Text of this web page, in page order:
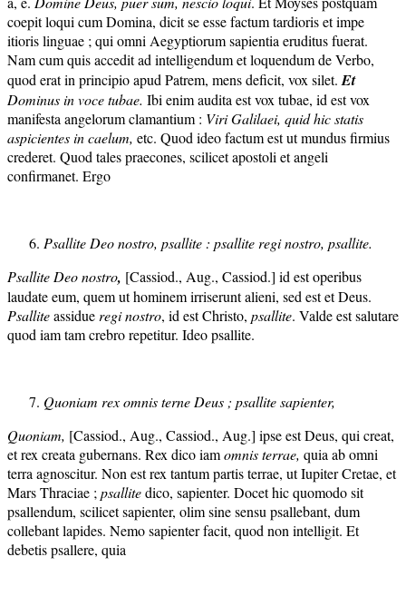
coepit loqui cum Domina, dicit se esse factum tardioris et impe
itioris linguae ; qui omni Aegyptiorum sapientia eruditus fuerat.
Nam cum quis accedit ad intelligendum et loquendum de Verbo,
quod erat in principio apud Patrem, mens deficit, vox silet. Et
Dominus in voce tubae. Ibi enim audita est vox tubae, id est vox
manifesta angelorum clamantium : Viri Galilaei, quid hic statis
aspicientes in caelum, etc. Quod ideo factum est ut mundus firmius
crederet. Quod tales praecones, scilicet apostoli et angeli
confirmanet. Ergo
Psallite Deo nostro, psallite : psallite regi nostro, psallite.
Psallite Deo nostro, [Cassiod., Aug., Cassiod.] id est operibus
laudate eum, quem ut hominem irriserunt alieni, sed est et Deus.
Psalliteassidue reginostro, id est Christo, psallite. Valde est salutare
quod iam tam crebro repetitur. Ideo psallite.
Quoniam rex omnis terne Deus ; psallite sapienter,
Quoniam, [Cassiod., Aug., Cassiod., Aug.] ipse est Deus, qui creat,
et rex creata gubernans. Rex dico iamomnis terrae, quia ab omni
terra agnoscitur. Non est rex tantum partis terrae, ut Iupiter Cretae, et
Mars Thraciae ; psallitedico, sapienter. Docet hic quomodo sit
psallendum, scilicet sapienter, olim sine sensu psallebant, dum
collebant lapides. Nemo sapienter facit, quod non intelligit. Et
debetis psallere, quia